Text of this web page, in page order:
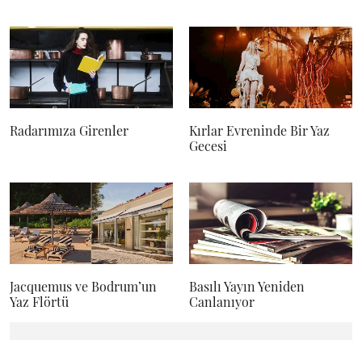
Radarımıza Girenler
Kırlar Evreninde Bir Yaz
Gecesi
Jacquemus ve Bodrum’un
Yaz Flörtü
Basılı Yayın Yeniden
Canlanıyor